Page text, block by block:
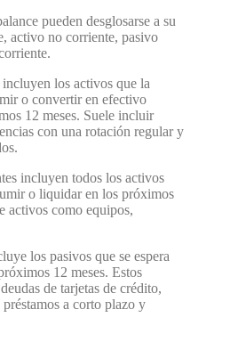
pueden desglosarse a su
activo no corriente, pasivo
incluyen los activos que la
o convertir en efectivo
12 meses. Suele incluir
con una rotación regular y
incluyen todos los activos
o liquidar en los próximos
activos como equipos,
los pasivos que se espera
12 meses. Estos
de tarjetas de crédito,
a corto plazo y